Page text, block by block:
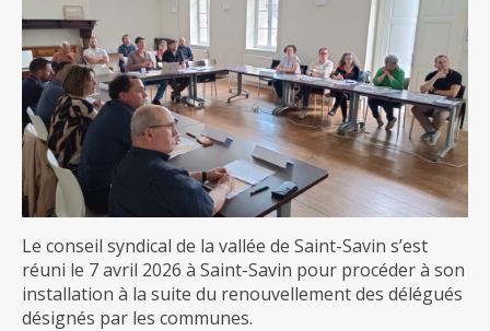
Le conseil syndical de la vallée de Saint-Savin s’est
réuni le 7 avril 2026 à Saint-Savin pour procéder à son
installation à la suite du renouvellement des délégués
désignés par les communes.